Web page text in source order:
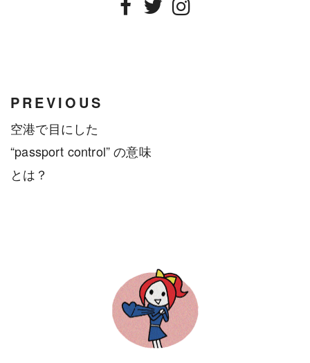
Facebook
TwitterInstagram
PREVIOUS
空港で目にした
“passport control” の意味
とは？